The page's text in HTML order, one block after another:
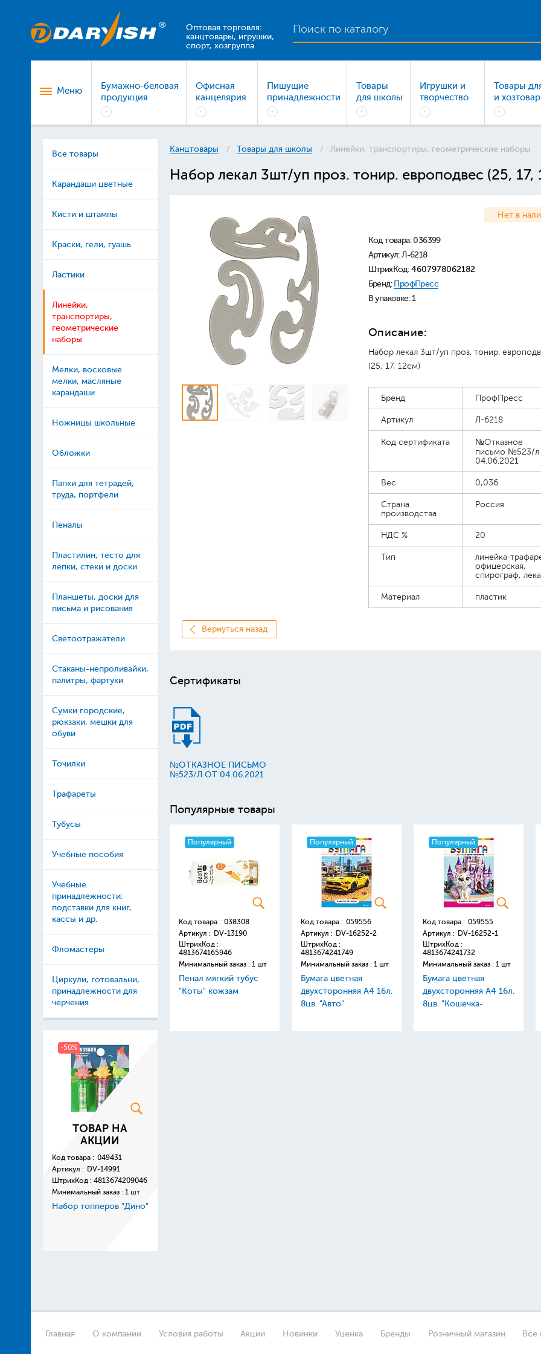
Оптовая торговля:
канцтовары, игрушки,
спорт, хозгруппа
Меню
Бумажно-беловая
продукция
Офисная
канцелярия
Пишущие
принадлежности
Товары
для школы
Игрушки и
творчество
Товары
и
Все товары
Карандаши цветные
Кисти и штампы
Краски, гели, гуашь
Ластики
Линейки,
транспортиры,
геометрические
наборы
Мелки, восковые
мелки, масляные
карандаши
Ножницы школьные
Обложки
Папки для тетрадей,
труда, портфели
Пеналы
Пластилин, тесто для
лепки, стеки и доски
Планшеты, доски для
письма и рисования
Светоотражатели
Стаканы-непроливайки,
палитры, фартуки
Сумки городские,
рюкзаки, мешки для
обуви
Точилки
Трафареты
Тубусы
Учебные пособия
Учебные
принадлежности:
подставки для книг,
кассы и др.
Фломастеры
Циркули, готовальни,
принадлежности для
черчения
-50%
ТОВАР НА
АКЦИИ
Код товара : 049431
Артикул : DV-14991
ШтрихКод : 4813674209046
Минимальный заказ : 1 шт
Набор топперов "Дино"
Канцтовары Товары для школы Линейки, транспортиры, геометрические наборы
Набор лекал 3шт/уп проз. тонир. европодвес (25, 17,
Нет в
Код товара:036399
Артикул: Л-6218
ШтрихКод: 4607978062182
Бренд: ПрофПресс
В упаковке: 1
Описание:
Набор лекал 3шт/уп проз. тонир.
(25, 17, 12см)
Бренд ПрофПресс
Артикул Л-6218
Код сертификата
№Отказное
письмо №523/л
04.06.2021
Вес 0,036
Страна
производства
Россия
НДС % 20
Тип
линейка-
офицерская,
спирограф,
Материал пластик
Вернуться назад
Сертификаты
№ОТКАЗНОЕ ПИСЬМО
№523/Л ОТ 04.06.2021
Популярные товары
Популярный
Код товара : 038308
Артикул : DV-13190
ШтрихКод :
4813674165946
Минимальный заказ : 1 шт
Пенал мягкий тубус
"Коты" кожзам
Популярный
Код товара : 059556
Артикул : DV-16252-2
ШтрихКод :
4813674241749
Минимальный заказ : 1 шт
Бумага цветная
двухсторонняя А4 16л.
8цв. "Авто"
Популярный
Код товара : 059555
Артикул : DV-16252-1
ШтрихКод :
4813674241732
Минимальный заказ : 1 шт
Бумага цветная
двухсторонняя А4 16л.
8цв. "Кошечка-
Главная О компании Условия работы Акции Новинки Уценка Бренды Розничный магазин Все